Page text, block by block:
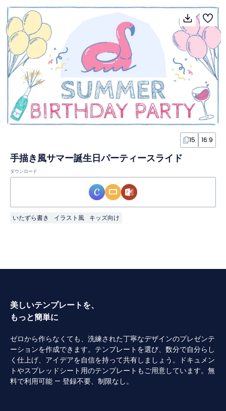
15 16:9
手描き風サマー誕生日パーティースライド
ダウンロード
いたずら書き イラスト風 キッズ向け
美しいテンプレートを、
もっと簡単に
ゼロから作らなくても、洗練された丁寧なデザインのプレゼンテ
ーションを作成できます。テンプレートを選び、数分で自分らし
く仕上げ、アイデアを自信を持って共有しましょう。ドキュメン
トやスプレッドシート用のテンプレートもご用意しています。無
料で利用可能 — 登録不要、制限なし。